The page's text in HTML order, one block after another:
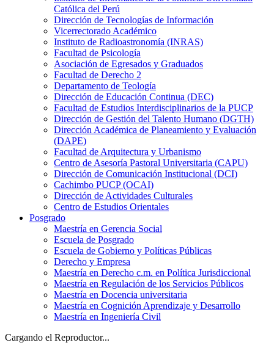
Católica del Perú
Dirección de Tecnologías de Información
Vicerrectorado Académico
Instituto de Radioastronomía (INRAS)
Facultad de Psicología
Asociación de Egresados y Graduados
Facultad de Derecho 2
Departamento de Teología
Dirección de Educación Continua (DEC)
Facultad de Estudios Interdisciplinarios de la PUCP
Dirección de Gestión del Talento Humano (DGTH)
Dirección Académica de Planeamiento y Evaluación
(DAPE)
Facultad de Arquitectura y Urbanismo
Centro de Asesoría Pastoral Universitaria (CAPU)
Dirección de Comunicación Institucional (DCI)
Cachimbo PUCP (OCAI)
Dirección de Actividades Culturales
Centro de Estudios Orientales
Posgrado
Maestría en Gerencia Social
Escuela de Posgrado
Escuela de Gobierno y Políticas Públicas
Derecho y Empresa
Maestría en Derecho c.m. en Política Jurisdiccional
Maestría en Regulación de los Servicios Públicos
Maestría en Docencia universitaria
Maestría en Cognición Aprendizaje y Desarrollo
Maestría en Ingeniería Civil
Cargando el Reproductor...